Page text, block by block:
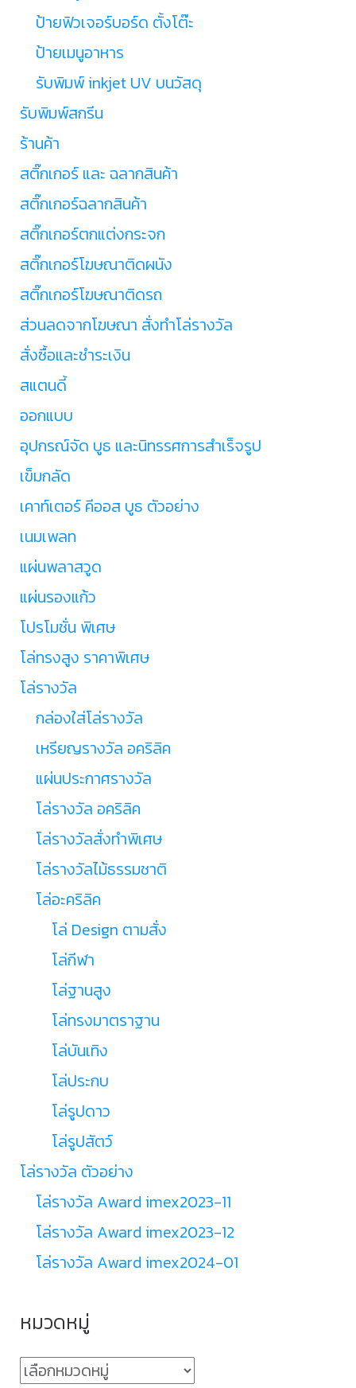
ป้ายฟิวเจอร์บอร์ด ตั้งโต๊ะ
ป้ายเมนูอาหาร
รับพิมพ์ inkjet UV บนวัสดุ
รับพิมพ์สกรีน
ร้านค้า
สติ๊กเกอร์ และ ฉลากสินค้า
สติ๊กเกอร์ฉลากสินค้า
สติ๊กเกอร์ตกแต่งกระจก
สติ๊กเกอร์โฆษณาติดผนัง
สติ๊กเกอร์โฆษณาติดรถ
ส่วนลดจากโฆษณา สั่งทำโล่รางวัล
สั่งซื้อและชำระเงิน
สแตนดี้
ออกแบบ
อุปกรณ์จัด บูธ และนิทรรศการสำเร็จรูป
เข็มกลัด
เคาท์เตอร์ คีออส บูธ ตัวอย่าง
เนมเพลท
แผ่นพลาสวูด
แผ่นรองแก้ว
โปรโมชั่น พิเศษ
โล่ทรงสูง ราคาพิเศษ
โล่รางวัล
กล่องใส่โล่รางวัล
เหรียญรางวัล อคริลิค
แผ่นประกาศรางวัล
โล่รางวัล อคริลิค
โล่รางวัลสั่งทำพิเศษ
โล่รางวัลไม้ธรรมชาติ
โล่อะคริลิค
โล่ Design ตามสั่ง
โล่กีฬา
โล่ฐานสูง
โล่ทรงมาตราฐาน
โล่บันเทิง
โล่ประกบ
โล่รูปดาว
โล่รูปสัตว์
โล่รางวัล ตัวอย่าง
โล่รางวัล Award imex2023-11
โล่รางวัล Award imex2023-12
โล่รางวัล Award imex2024-01
หมวดหมู่
หมวด